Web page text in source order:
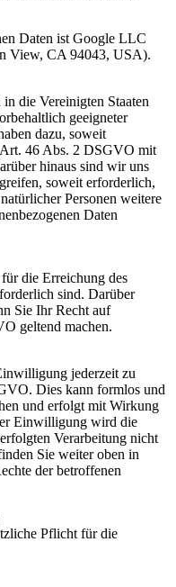
Daten ist Google LLC
View, CA 94043, USA).
die Vereinigten Staaten
geeigneter
dazu, soweit
46 Abs. 2 DSGVO mit
hinaus sind wir uns
soweit erforderlich,
Personen weitere
Daten
die Erreichung des
sind. Darüber
Sie Ihr Recht auf
geltend machen.
jederzeit zu
Dies kann formlos und
und erfolgt mit Wirkung
Einwilligung wird die
Verarbeitung nicht
Sie weiter oben in
der betroffenen
Pflicht für die